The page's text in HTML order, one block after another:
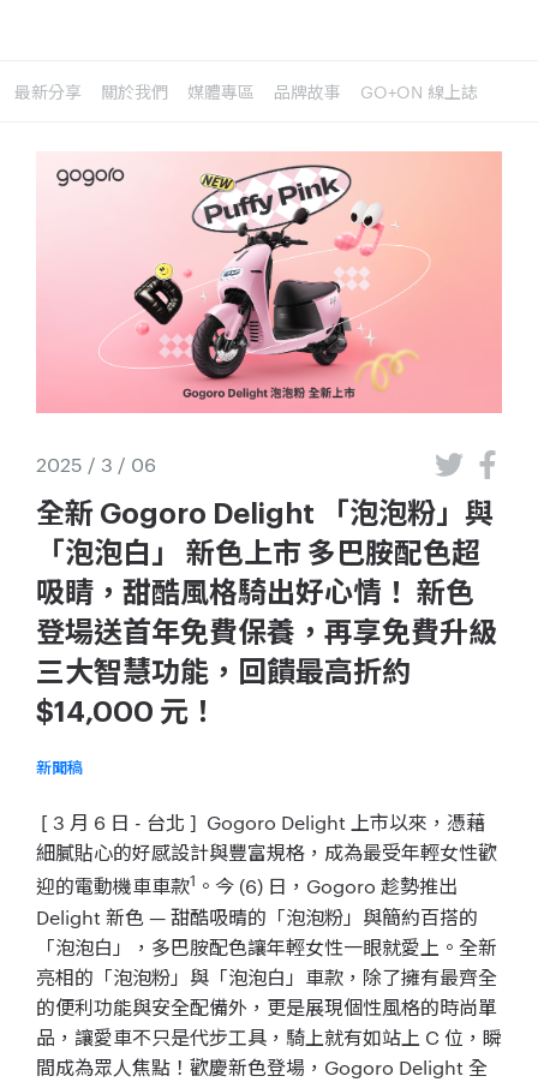
最新分享 關於我們 媒體專區 品牌故事 GO+ON 線上誌
2025 / 3 / 06
全新 Gogoro Delight 「泡泡粉」與
「泡泡白」 新色上市 多巴胺配色超
吸睛，甜酷風格騎出好心情！ 新色
登場送首年免費保養，再享免費升級
三大智慧功能，回饋最高折約
$14,000 元！
新聞稿
[ 3 月 6 日 - 台北 ] Gogoro Delight 上市以來，憑藉
細膩貼心的好感設計與豐富規格，成為最受年輕女性歡
迎的電動機車車款1 。今 (6) 日，Gogoro 趁勢推出
Delight 新色 — 甜酷吸晴的「泡泡粉」與簡約百搭的
「泡泡白」，多巴胺配色讓年輕女性一眼就愛上。全新
亮相的「泡泡粉」與「泡泡白」車款，除了擁有最齊全
的便利功能與安全配備外，更是展現個性風格的時尚單
品，讓愛車不只是代步工具，騎上就有如站上 C 位，瞬
間成為眾人焦點！歡慶新色登場，Gogoro Delight 全